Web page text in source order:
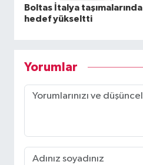
Boltas İtalya taşımalarında
hedef yükseltti
Yorumlar